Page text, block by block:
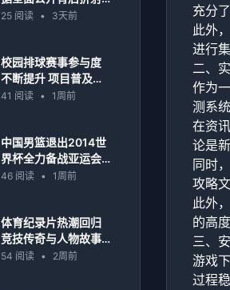
年轻球员竞争格局新
25 阅读 • 3天前
校园排球赛事参与度
不断提升 项目普及率
稳步增长推动体育文
41 阅读 • 1周前
中国男篮退出2014世
界杯全力备战亚运会
冲刺金牌
46 阅读 • 1周前
体育纪录片热潮回归
竞技传奇与人物故事
引发观众共鸣
54 阅读 • 2周前
充分
此外
进行
二、
作为
测系
在资
论是
同时
攻略
此外
的高
三、
游戏
过程